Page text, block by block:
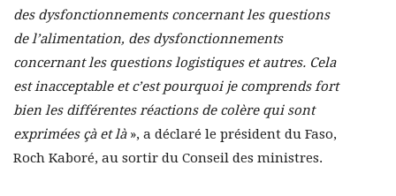
des dysfonctionnements concernant les questions
de l’alimentation, des dysfonctionnements
concernant les questions logistiques et autres. Cela
est inacceptable et c’est pourquoi je comprends fort
bien les différentes réactions de colère qui sont
exprimées çà et là », a déclaré le président du Faso,
Roch Kaboré, au sortir du Conseil des ministres.